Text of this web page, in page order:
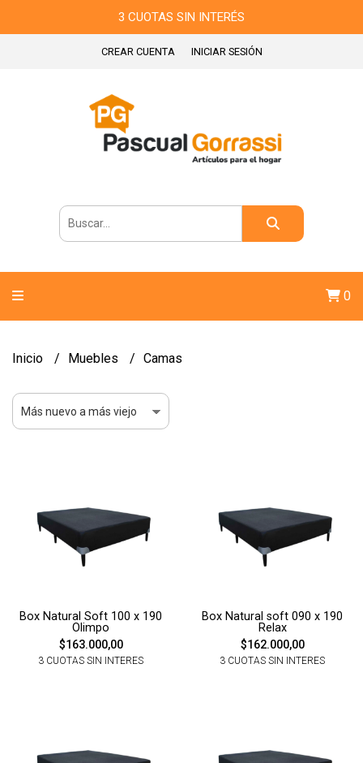
3 CUOTAS SIN INTERÉS
CREAR CUENTA INICIAR SESIÓN
0
Inicio Muebles Camas
Box Natural Soft 100 x 190
Olimpo
$163.000,00
3 CUOTAS SIN INTERES
Box Natural soft 090 x 190
Relax
$162.000,00
3 CUOTAS SIN INTERES